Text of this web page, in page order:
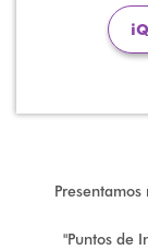
"Puntos de